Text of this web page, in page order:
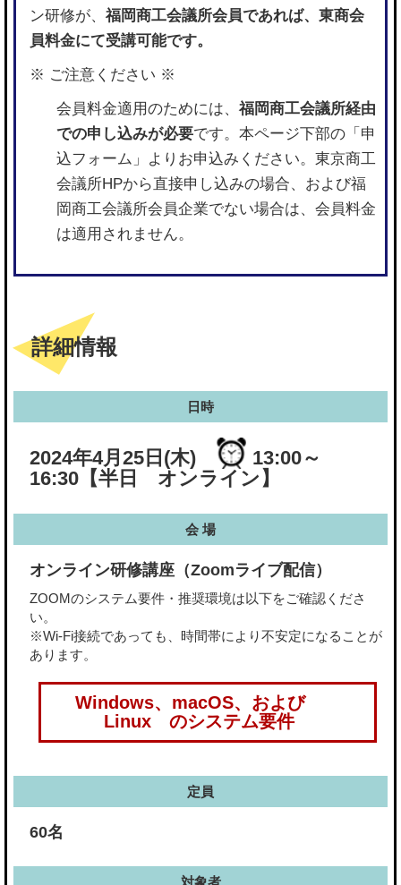
ン研修が、 福岡商工会議所会員であれば、東商会
員料金にて受講可能です。
※ ご注意ください ※
会員料金適用のためには、 福岡商工会議所経由
での申し込みが必要です。本ページ下部の「申
込フォーム」よりお申込みください。東京商工
会議所HPから直接申し込みの場合、および福
岡商工会議所会員企業でない場合は、会員料金
は適用されません。
詳細情報
日時
2024年4月25日(木)
13:00～
16:30 【半日 オンライン】
会 場
オンライン研修講座（Zoomライブ配信）
ZOOMのシステム要件・推奨環境は以下をご確認くださ
い。
※Wi-Fi接続であっても、時間帯により不安定になることが
あります。
Windows、macOS、および
Linux のシステム要件
定員
60名
対象者